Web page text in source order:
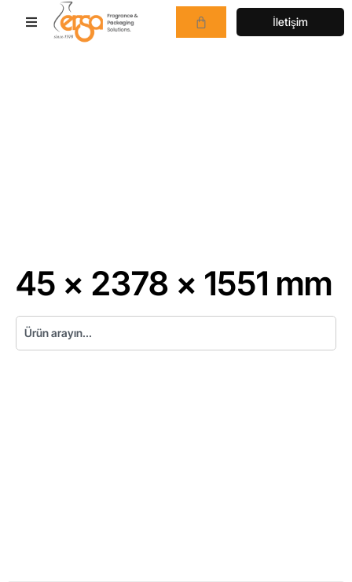
İletişim
45 × 2378 × 1551 mm